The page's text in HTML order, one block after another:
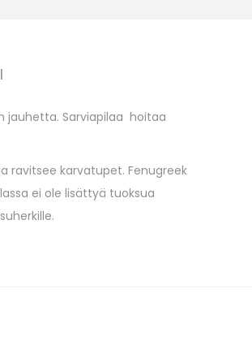
jauhetta. Sarviapilaa hoitaa
ravitsee karvatupet. Fenugreek
ei ole lisättyä tuoksua